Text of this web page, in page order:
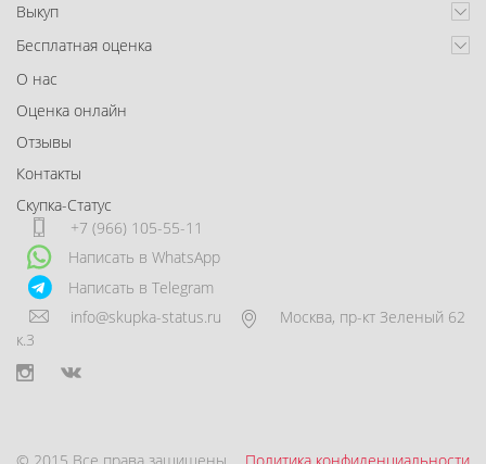
Выкуп
Бесплатная оценка
О нас
Оценка онлайн
Отзывы
Контакты
Скупка-Статус
+7 (966) 105-55-11
Написать в WhatsApp
Написать в Telegram
info@skupka-status.ru
Москва, пр-кт Зеленый 62
к.3